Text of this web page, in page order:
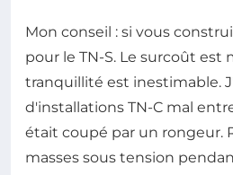
Mon conseil : si vous
pour le TN-S. Le surcoût est
tranquillité est inestimable.
d'installations TN-C mal
était coupé par un rongeur.
masses sous tension